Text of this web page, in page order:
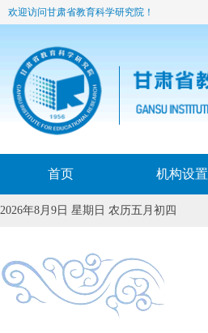
欢迎访问甘肃省教育科学研究院！
首页 机构设置
2026年8月9日 星期日 农历五月初四